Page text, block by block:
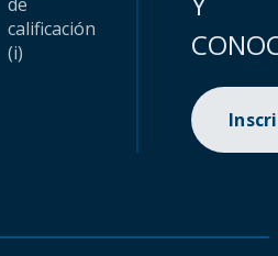
calificación
(i)